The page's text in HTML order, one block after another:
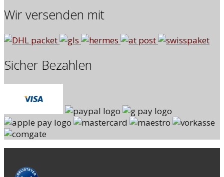
Wir versenden mit
Sicher Bezahlen